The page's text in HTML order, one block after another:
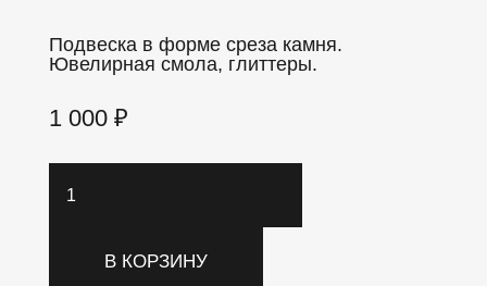
Подвеска в форме среза камня.
Ювелирная смола, глиттеры.
1 000 ₽
товара
арт.134В КОРЗИНУ